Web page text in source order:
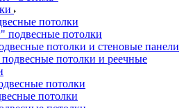
потолки
подвесные потолки
потолки и стеновые панели
потолки и реечные
потолки
потолки